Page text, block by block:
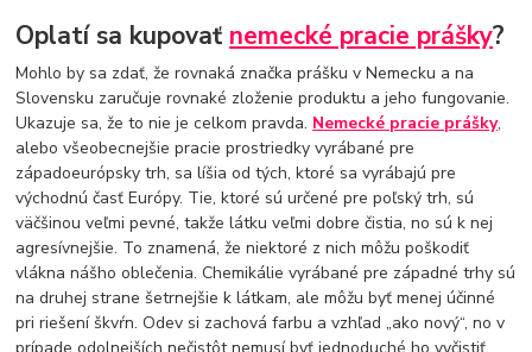
Oplatí sa kupovať nemecké pracie prášky?
Mohlo by sa zdať, že rovnaká značka prášku v Nemecku a na
Slovensku zaručuje rovnaké zloženie produktu a jeho fungovanie.
Ukazuje sa, že to nie je celkom pravda. Nemecké pracie prášky,
alebo všeobecnejšie pracie prostriedky vyrábané pre
západoeurópsky trh, sa líšia od tých, ktoré sa vyrábajú pre
východnú časť Európy. Tie, ktoré sú určené pre poľský trh, sú
väčšinou veľmi pevné, takže látku veľmi dobre čistia, no sú k nej
agresívnejšie. To znamená, že niektoré z nich môžu poškodiť
vlákna nášho oblečenia. Chemikálie vyrábané pre západné trhy sú
na druhej strane šetrnejšie k látkam, ale môžu byť menej účinné
pri riešení škvŕn. Odev si zachová farbu a vzhľad „ako nový“, no v